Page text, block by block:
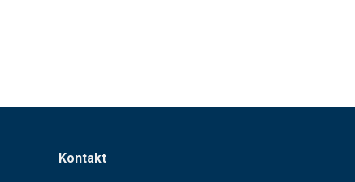
Kontakt